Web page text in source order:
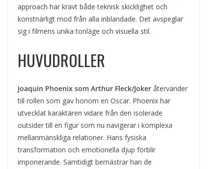
approach har krävt både teknisk skicklighet och
konstnärligt mod från alla inblandade. Det avspeglar
sig i filmens unika tonläge och visuella stil.
HUVUDROLLER
Joaquin Phoenix som Arthur Fleck/Joker återvänder
till rollen som gav honom en Oscar. Phoenix har
utvecklat karaktären vidare från den isolerade
outsider till en figur som nu navigerar i komplexa
mellanmänskliga relationer. Hans fysiska
transformation och emotionella djup förblir
imponerande. Samtidigt bemästrar han de